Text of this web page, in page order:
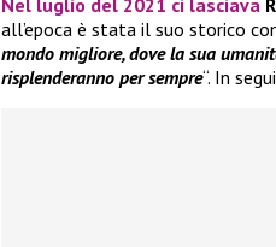
Nel luglio del 2021 ci lasciava
all’epoca è stata il suo storico
mondo migliore, dove la sua
risplenderanno per sempre“. In